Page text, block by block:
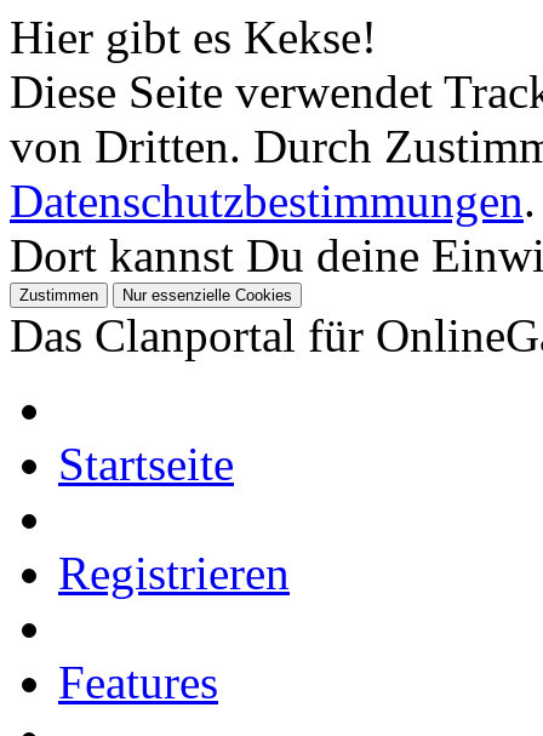
Hier gibt es Kekse!
Diese Seite verwendet
von Dritten. Durch
Datenschutzbestimmungen.
Dort kannst Du deine
Das Clanportal für
Startseite
Registrieren
Features